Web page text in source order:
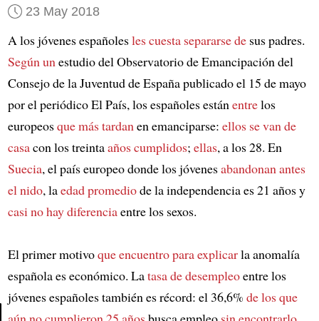
23 May 2018
A los jóvenes españolesles cuesta separarse desus padres.
Según unestudio del Observatorio de Emancipación del
Consejo de la Juventud de España publicado el 15 de mayo
por el periódico El País, los españoles estánentrelos
europeosque más tardanen emanciparse: ellos se van de
casacon los treintaaños cumplidos; ellas, a los 28. En
Suecia, el país europeo donde los jóvenesabandonan antes
el nido, laedad promediode la independencia es 21 años y
casi no hay diferenciaentre los sexos.
El primer motivoque encuentro para explicarla anomalía
española es económico. Latasa de desempleoentre los
jóvenes españoles también es récord: el 36,6% de los que